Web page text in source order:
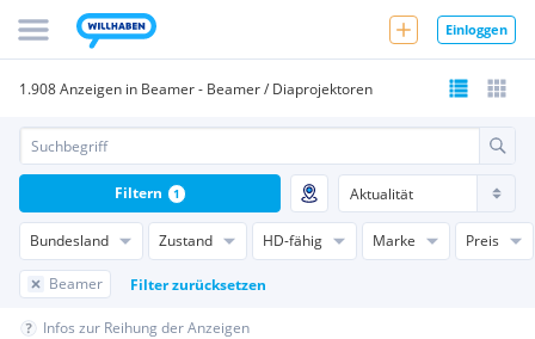
Einloggen
1.908 Anzeigen in Beamer - Beamer / Diaprojektoren
Bundesland Zustand HD-fähig Marke Preis
Beamer Filter zurücksetzen
Filtern 1
Infos zur Reihung der Anzeigen